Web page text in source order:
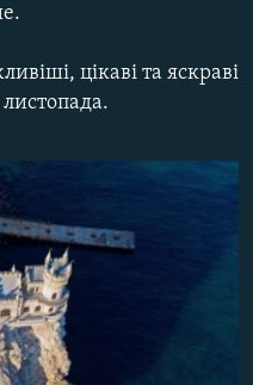
цікаві та яскраві